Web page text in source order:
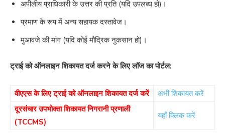
अपीलीय प्राधिकारी के उत्तर की प्रति (यदि उपलब्ध हो)।
प्रमाण के रूप में अन्य सहायक दस्तावेज।
मुआवजे की मांग (यदि कोई मौद्रिक नुकसान हो)।
ट्राई को ऑनलाइन शिकायत दर्ज करने के लिए लॉज का पोर्टल:
वीएएस के लिए ट्राई को ऑनलाइन शिकायत दर्ज करें
अभी शिकायत करें
दूरसंचार उपभोक्ता शिकायत निगरानी प्रणाली
(TCCMS)
यहाँ क्लिक करें